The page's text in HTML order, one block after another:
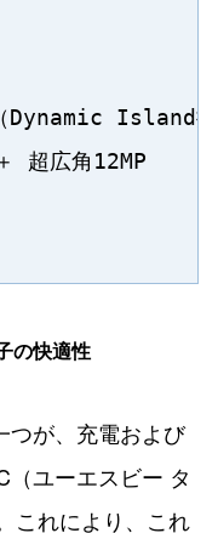
Dynamic Island
超広角12MP
の快適性
つが、充電および
（ユーエスビー タ
これにより、これ